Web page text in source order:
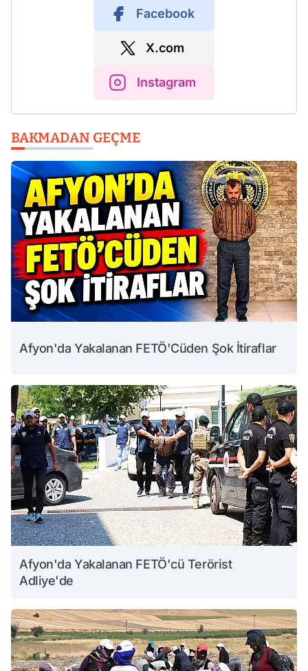
Facebook
X.com
Instagram
BAKMADAN GEÇME
Afyon'da Yakalanan FETÖ'Cüden Şok İtiraflar
Afyon'da Yakalanan FETÖ'cü Terörist
Adliye'de